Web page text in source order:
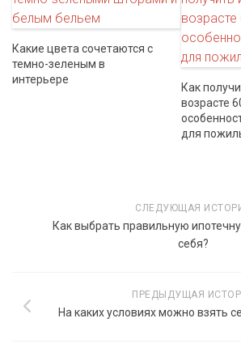
Какие цвета сочетаются с
темно-зеленым в
интерьере
Как
возрасте
для
СЛЕДУЮЩАЯ
Как выбрать правильную
себя?
ПРЕДЫДУЩАЯ
На каких условиях можно взять